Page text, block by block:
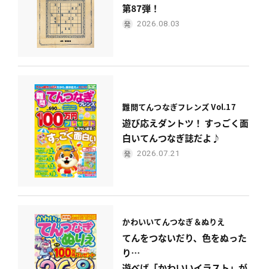
第87弾！
2026.08.03
難問てんつなぎフレンズ Vol.17
遊び応えダントツ！ すっごく面
白いてんつなぎ誌だよ♪
2026.07.21
かわいいてんつなぎ＆ぬりえ
てんをつないだり、色をぬった
り…